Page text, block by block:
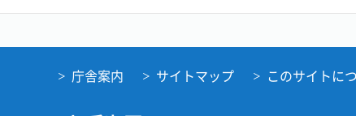
庁舎案内 サイトマップ このサイトに